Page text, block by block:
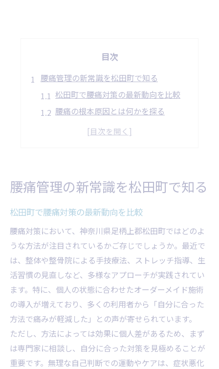
目次
腰痛管理の新常識を松田町で知る
松田町で腰痛対策の最新動向を比較
腰痛の根本原因とは何かを探る
新しい腰痛管理法を日常生活に活かす
腰痛が続く場合のセルフケア法一覧
痛み軽減に役立つストレッチの実践
腰痛対策をサポートする運動習慣
整体院のカウンセリング内容を知る
腰痛と向き合うための心構えとは
腰痛改善を目指すなら日常習慣が鍵
腰痛予防に効く日常動作の工夫
姿勢改善が腰痛軽減に与える効果
運動習慣別の腰痛リスク比較表
毎日の腰痛セルフチェック方法
腰痛管理の新常識を松田町で知る
松田町で腰痛対策の最新動向を比較
腰痛対策において、神奈川県足柄上郡松田町ではどのよ
うな方法が注目されているかご存じでしょうか。最近で
は、整体や整骨院による手技療法、ストレッチ指導、生
活習慣の見直しなど、多様なアプローチが実践されてい
ます。特に、個人の状態に合わせたオーダーメイド施術
の導入が増えており、多くの利用者から「自分に合った
方法で痛みが軽減した」との声が寄せられています。
ただし、方法によっては効果に個人差があるため、まず
は専門家に相談し、自分に合った対策を見極めることが
重要です。無理な自己判断での運動やケアは、症状悪化